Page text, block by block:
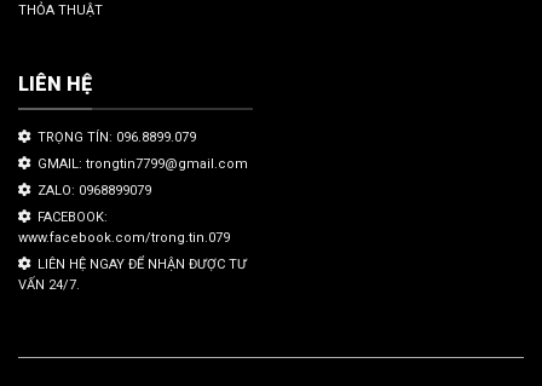
THỎA THUẬT
LIÊN HỆ
TRỌNG TÍN: 096.8899.079
GMAIL: trongtin7799@gmail.com
ZALO: 0968899079
FACEBOOK:
www.facebook.com/trong.tin.079
LIÊN HỆ NGAY ĐỂ NHẬN ĐƯỢC TƯ
VẤN 24/7.